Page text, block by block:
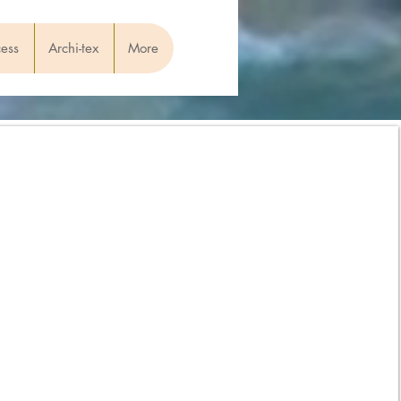
Archi-tex More